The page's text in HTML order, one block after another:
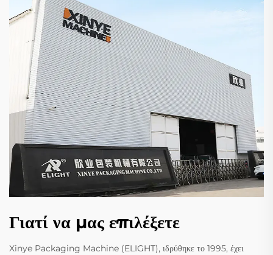
Γιατί να μας επιλέξετε
Xinye Packaging Machine (ELIGHT), ιδρύθηκε το 1995, έχει